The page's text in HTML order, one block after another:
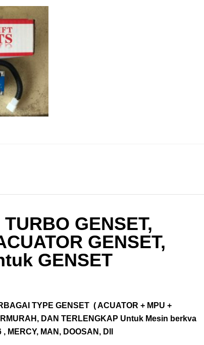
GENSET,
GENSET,
GENSET
TYPE GENSET ( ACUATOR + MPU +
DAN TERLENGKAP Untuk Mesin berkva
MERCY, MAN, DOOSAN, Dll